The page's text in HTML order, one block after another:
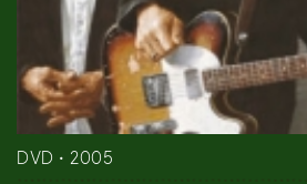
DVD • 2005